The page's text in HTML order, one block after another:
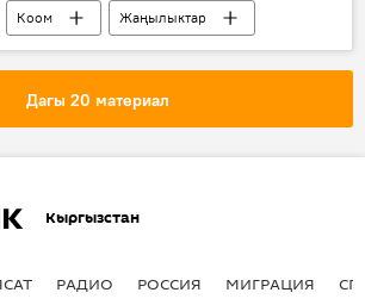
Коом
Жаңылыктар
гинеколог
Дагы 20 материал
Кыргызстан
РАДИО РОССИЯ МИГРАЦИЯ